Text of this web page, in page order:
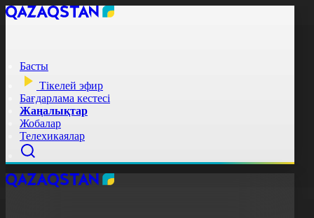
Басты
Тікелей эфир
Бағдарлама кестесі
Жаңалықтар
Жобалар
Телехикаялар